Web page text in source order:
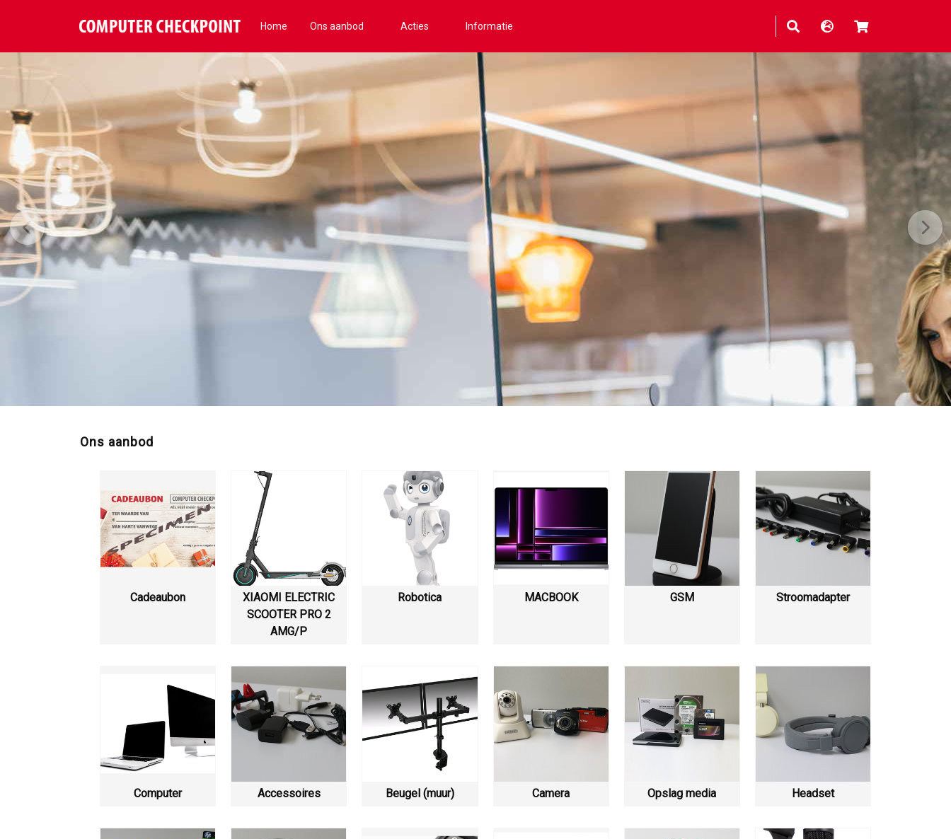
Home Ons aanbod Acties Informatie
Ons aanbod
Cadeaubon
XIAOMI ELECTRIC
SCOOTER PRO 2
AMG/P
Robotica MACBOOK GSM Stroomadapter
Computer Accessoires Beugel (muur) Camera Opslag media Headset